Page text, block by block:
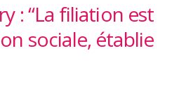
: “La filiation est
sociale, établie